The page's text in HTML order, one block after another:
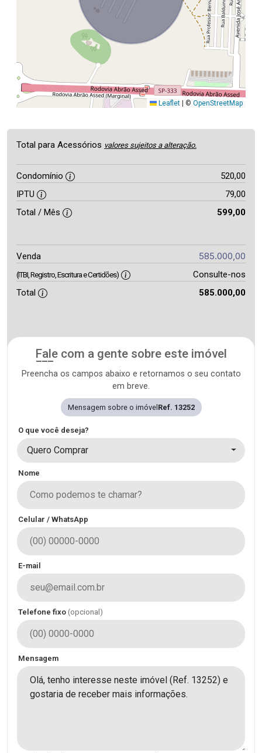
Leaflet | © OpenStreetMap
Total para Acessórios valores sujeitos a alteração.
Condomínio
520,00
IPTU
79,00
Total / Mês
599,00
Venda 585.000,00
(ITBI, Registro, Escritura e Certidões)
Consulte-nos
Total
585.000,00
Fale com a gente sobre este imóvel
Preencha os campos abaixo e retornamos o seu contato
em breve.
Mensagem sobre o imóvelRef. 13252
O que você deseja?
Quero Comprar
Nome
Celular / WhatsApp
E-mail
Telefone fixo (opcional)
Mensagem